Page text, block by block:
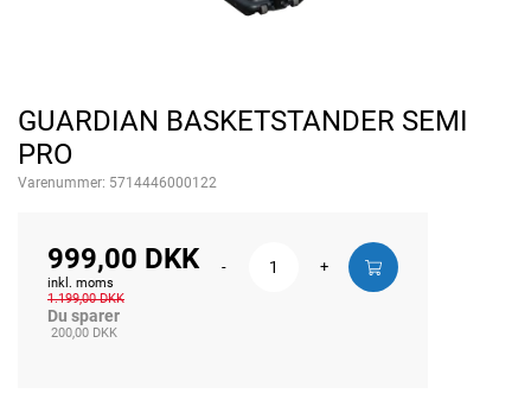
GUARDIAN BASKETSTANDER SEMI
PRO
Varenummer: 5714446000122
999,00 DKK
inkl. moms
1.199,00 DKK
Du sparer
200,00 DKK
- +